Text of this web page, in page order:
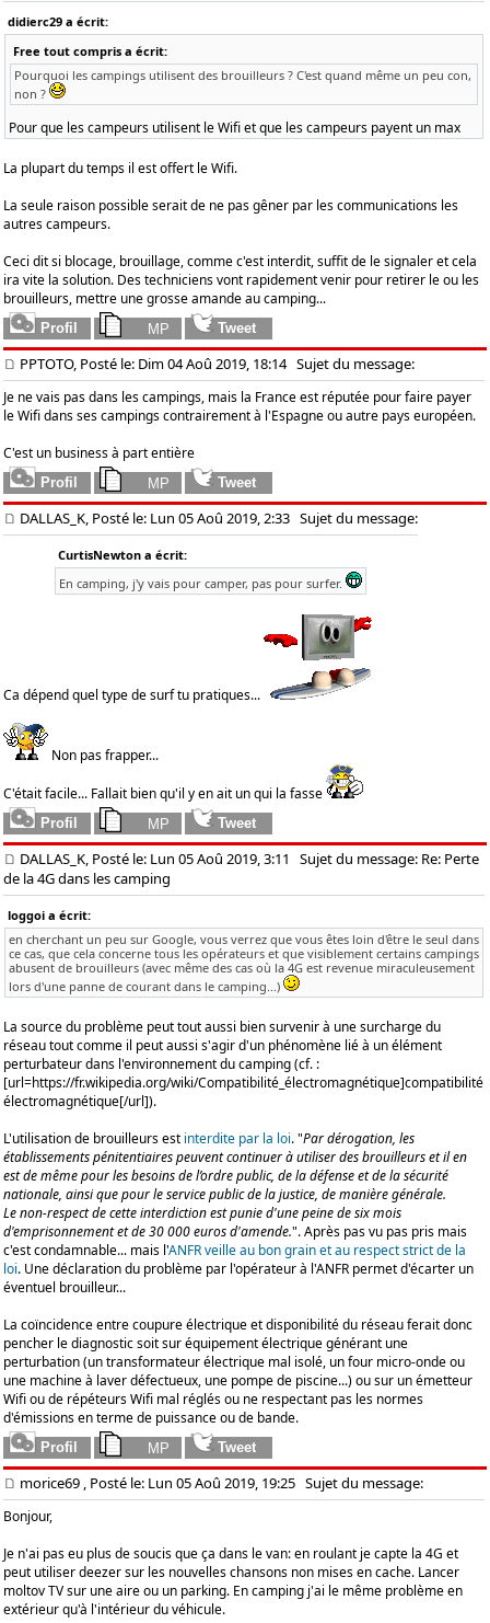
didierc29 a écrit:
Free tout compris a écrit:
Pourquoi les campings utilisent des brouilleurs ? C'est quand même un peu con,
non ?
Pour que les campeurs utilisent le Wifi et que les campeurs payent un max
La plupart du temps il est offert le Wifi.
La seule raison possible serait de ne pas gêner par les communications les
autres campeurs.
Ceci dit si blocage, brouillage, comme c'est interdit, suffit de le signaler et cela
ira vite la solution. Des techniciens vont rapidement venir pour retirer le ou les
brouilleurs, mettre une grosse amande au camping...
PPTOTO, Posté le: Dim 04 Aoû 2019, 18:14Sujet du message:
Je ne vais pas dans les campings, mais la France est réputée pour faire payer
le Wifi dans ses campings contrairement à l'Espagne ou autre pays européen.
C'est un business à part entière
DALLAS_K, Posté le: Lun 05 Aoû 2019, 2:33 Sujet du message:
CurtisNewton a écrit:
En camping, j'y vais pour camper, pas pour surfer.
Ca dépend quel type de surf tu pratiques...
Non pas frapper...
C'était facile... Fallait bien qu'il y en ait un qui la fasse
DALLAS_K, Posté le: Lun 05 Aoû 2019, 3:11
Sujet du message: Re: Perte
de la 4G dans les camping
loggoi a écrit:
en cherchant un peu sur Google, vous verrez que vous êtes loin d'être le seul dans
ce cas, que cela concerne tous les opérateurs et que visiblement certains campings
abusent de brouilleurs (avec même des cas où la 4G est revenue miraculeusement
lors d'une panne de courant dans le camping...)
La source du problème peut tout aussi bien survenir à une surcharge du
réseau tout comme il peut aussi s'agir d'un phénomène lié à un élément
perturbateur dans l'environnement du camping (cf. :
[url=https://fr.wikipedia.org/wiki/Compatibilité_électromagnétique]compatibilité
électromagnétique[/url]).
L'utilisation de brouilleurs est interdite par la loi. "Par dérogation, les
établissements pénitentiaires peuvent continuer à utiliser des brouilleurs et il en
est de même pour les besoins de l’ordre public, de la défense et de la sécurité
nationale, ainsi que pour le service public de la justice, de manière générale.
Le non-respect de cette interdiction est punie d'une peine de six mois
d'emprisonnement et de 30 000 euros d'amende.". Après pas vu pas pris mais
c'est condamnable... mais l'ANFR veille au bon grain et au respect strict de la
loi. Une déclaration du problème par l'opérateur à l'ANFR permet d'écarter un
éventuel brouilleur...
La coïncidence entre coupure électrique et disponibilité du réseau ferait donc
pencher le diagnostic soit sur équipement électrique générant une
perturbation (un transformateur électrique mal isolé, un four micro-onde ou
une machine à laver défectueux, une pompe de piscine...) ou sur un émetteur
Wifi ou de répéteurs Wifi mal réglés ou ne respectant pas les normes
d'émissions en terme de puissance ou de bande.
morice69 , Posté le: Lun 05 Aoû 2019, 19:25 Sujet du message:
Bonjour,
Je n'ai pas eu plus de soucis que ça dans le van: en roulant je capte la 4G et
peut utiliser deezer sur les nouvelles chansons non mises en cache. Lancer
moltov TV sur une aire ou un parking. En camping j'ai le même problème en
extérieur qu'à l'intérieur du véhicule.